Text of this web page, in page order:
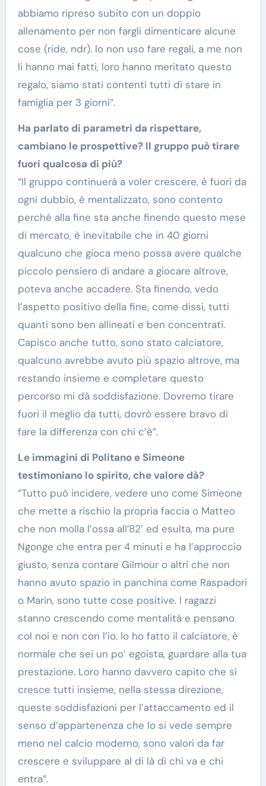
abbiamo ripreso subito con un doppio
allenamento per non fargli dimenticare alcune
cose (ride, ndr). Io non uso fare regali, a me non
li hanno mai fatti, loro hanno meritato questo
regalo, siamo stati contenti tutti di stare in
famiglia per 3 giorni”.
Ha parlato di parametri da rispettare,
cambiano le prospettive? Il gruppo può tirare
fuori qualcosa di più?
“Il gruppo continuerà a voler crescere, è fuori da
ogni dubbio, è mentalizzato, sono contento
perché alla fine sta anche finendo questo mese
di mercato, è inevitabile che in 40 giorni
qualcuno che gioca meno possa avere qualche
piccolo pensiero di andare a giocare altrove,
poteva anche accadere. Sta finendo, vedo
l’aspetto positivo della fine, come dissi, tutti
quanti sono ben allineati e ben concentrati.
Capisco anche tutto, sono stato calciatore,
qualcuno avrebbe avuto più spazio altrove, ma
restando insieme e completare questo
percorso mi dà soddisfazione. Dovremo tirare
fuori il meglio da tutti, dovrò essere bravo di
fare la differenza con chi c’è”.
Le immagini di Politano e Simeone
testimoniano lo spirito, che valore dà?
“Tutto può incidere, vedere uno come Simeone
che mette a rischio la propria faccia o Matteo
che non molla l’ossa all’82’ ed esulta, ma pure
Ngonge che entra per 4 minuti e ha l’approccio
giusto, senza contare Gilmour o altri che non
hanno avuto spazio in panchina come Raspadori
o Marin, sono tutte cose positive. I ragazzi
stanno crescendo come mentalità e pensano
col noi e non con l’io. Io ho fatto il calciatore, è
normale che sei un po’ egoista, guardare alla tua
prestazione. Loro hanno davvero capito che si
cresce tutti insieme, nella stessa direzione,
queste soddisfazioni per l’attaccamento ed il
senso d’appartenenza che lo si vede sempre
meno nel calcio moderno, sono valori da far
crescere e sviluppare al di là di chi va e chi
entra”.